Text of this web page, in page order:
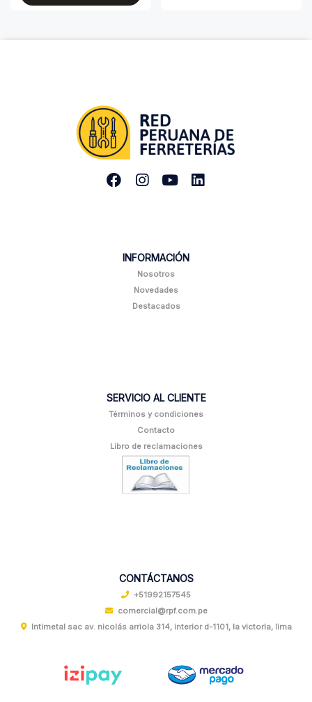
INFORMACIÓN
Nosotros
Novedades
Destacados
SERVICIO AL CLIENTE
Términos y condiciones
Contacto
Libro de reclamaciones
CONTÁCTANOS
+51992157545
comercial@rpf.com.pe
Intimetal sac av. nicolás arriola 314, interior d-1101, la victoria, lima